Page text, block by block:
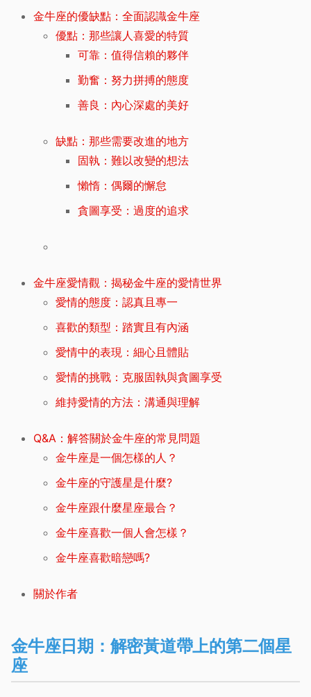
金牛座的優缺點：全面認識金牛座
優點：那些讓人喜愛的特質
可靠：值得信賴的夥伴
勤奮：努力拼搏的態度
善良：內心深處的美好
缺點：那些需要改進的地方
固執：難以改變的想法
懶惰：偶爾的懈怠
貪圖享受：過度的追求
金牛座愛情觀：揭秘金牛座的愛情世界
愛情的態度：認真且專一
喜歡的類型：踏實且有內涵
愛情中的表現：細心且體貼
愛情的挑戰：克服固執與貪圖享受
維持愛情的方法：溝通與理解
Q&A：解答關於金牛座的常見問題
金牛座是一個怎樣的人？
金牛座的守護星是什麼?
金牛座跟什麼星座最合？
金牛座喜歡一個人會怎樣？
金牛座喜歡暗戀嗎?
關於作者
金牛座日期：解密黃道帶上的第二個星
座